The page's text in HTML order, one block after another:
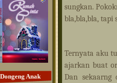
Anak
sungkan.
bla,bla,bla, tapi
Ternyata aku
ajarkan buat
Dan sekaarng